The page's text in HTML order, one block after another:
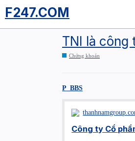
F247.COM
TNI là công
Chứng khoán
P_BBS
Công ty Cổ